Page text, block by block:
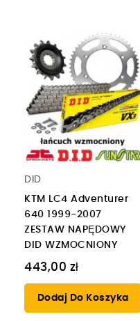
DID
KTM LC4 Adventurer
640 1999-2007
ZESTAW NAPĘDOWY
DID WZMOCNIONY
443,00 zł
Dodaj Do Koszyka